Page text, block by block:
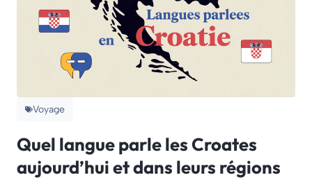
Voyage
Quel langue parle les Croates
aujourd’hui et dans leurs régions